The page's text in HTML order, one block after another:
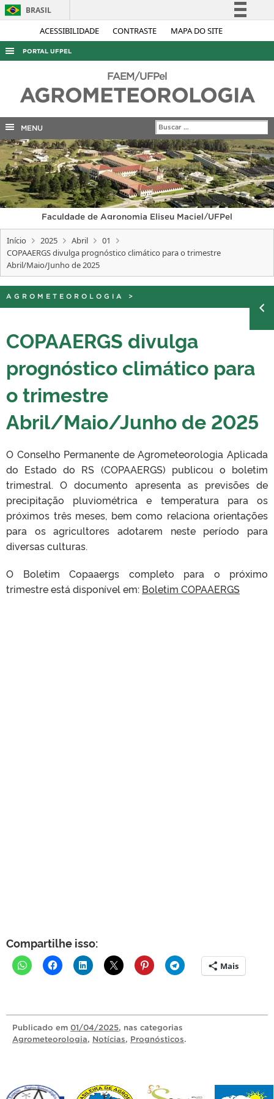
ACESSIBILIDADE CONTRASTE MAPA DO SITE
BRASIL
Simplifique!
Acesso à informação
Legislação
Canais
PORTAL UFPEL
AUDITORIA
EDITAIS
INTERNACIONAL
OUVIDORIA
PORTARIAS
TELEFONES
FAEM/UFPel
AGROMETEOROLOGIA
MENU
Faculdade de Agronomia Eliseu Maciel/UFPel
Início 2025 Abril
01
COPAAERGS divulga prognóstico climático para o trimestre
Abril/Maio/Junho de 2025
AGROMETEOROLOGIA >
COPAAERGS divulga
prognóstico climático para
o trimestre
Abril/Maio/Junho de 2025
O Conselho Permanente de Agrometeorologia Aplicada
do Estado do RS (COPAAERGS) publicou o boletim
trimestral. O documento apresenta as previsões de
precipitação pluviométrica e temperatura para os
próximos três meses, bem como relaciona orientações
para os agricultores adotarem neste período para
diversas culturas.
O Boletim Copaaergs completo para o próximo
trimestre está disponível em: Boletim COPAAERGS
Compartilhe isso:
Mais
Publicado em 01/04/2025, nas categorias
Agrometeorologia, Notícias, Prognósticos.